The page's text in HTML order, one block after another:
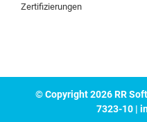
Zertifizierungen
© Copyright 2026 RR
7323-10 |